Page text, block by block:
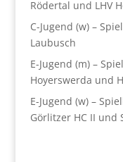
Rödertal und LHV
C-Jugend (w) –
Laubusch
E-Jugend (m) –
Hoyerswerda und
E-Jugend (w) –
Görlitzer HC II und